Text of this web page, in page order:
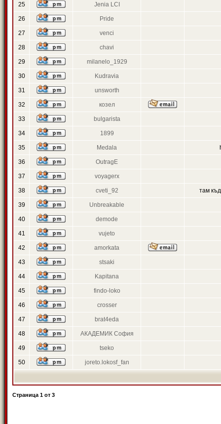
25 Jenia LCI
26 Pride
27 venci
28 chavi
29 milanelo_1929
30 Kudravia
31 unsworth
32 козел
33 bulgarista
34 1899
35 Medala
36 OutragE
37 voyagerx
38 cveti_92 там
39 Unbreakable
40 demode
41 vujeto
42 amorkata
43 stsaki
44 Kapitana
45 findo-loko
46 crosser
47 brat4eda
48 АКАДЕМИК София
49 tseko
50 joreto.lokosf_fan
Страница 1 от 3